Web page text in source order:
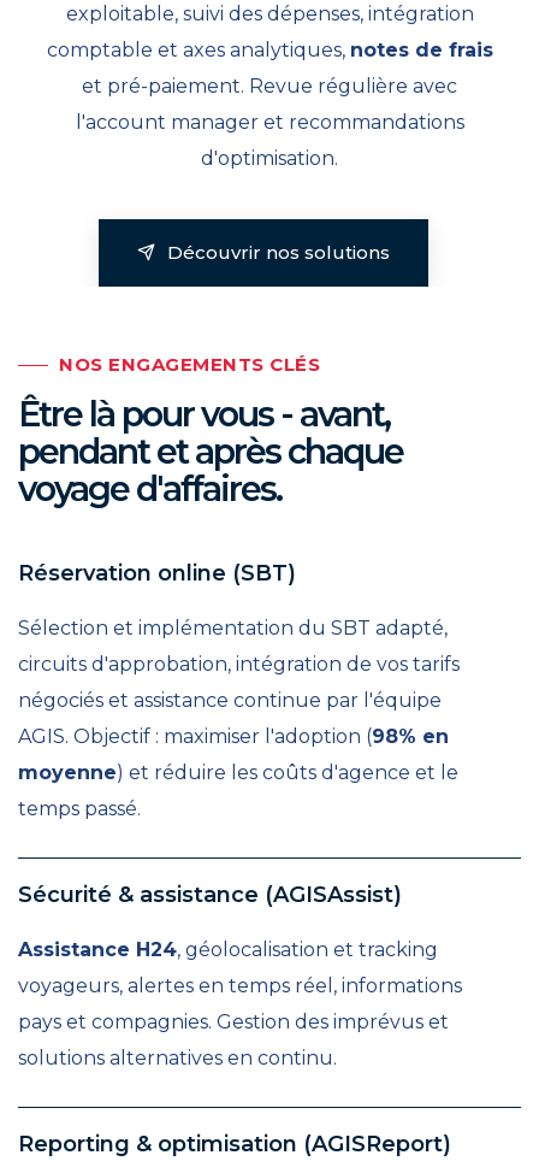
exploitable, suivi des dépenses, intégration
comptable et axes analytiques, notes de frais
et pré-paiement. Revue régulière avec
l'account manager et recommandations
d'optimisation.
Découvrir nos solutions
NOS ENGAGEMENTS CLÉS
Être là pour vous - avant,
pendant et après chaque
voyage d'affaires.
Réservation online (SBT)
Sélection et implémentation du SBT adapté,
circuits d'approbation, intégration de vos tarifs
négociés et assistance continue par l'équipe
AGIS. Objectif : maximiser l'adoption (98% en
moyenne) et réduire les coûts d'agence et le
temps passé.
Sécurité & assistance (AGISAssist)
Assistance H24, géolocalisation et tracking
voyageurs, alertes en temps réel, informations
pays et compagnies. Gestion des imprévus et
solutions alternatives en continu.
Reporting & optimisation (AGISReport)